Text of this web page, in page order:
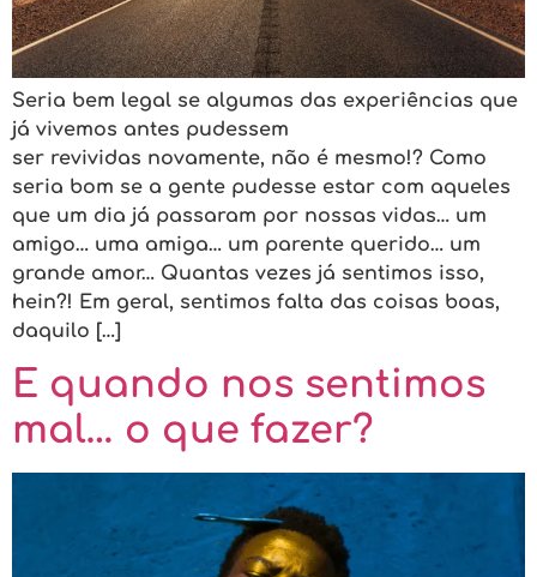
Seria bem legal se algumas das experiências que
já vivemos antes pudessem
ser revividas novamente, não é mesmo!? Como
seria bom se a gente pudesse estar com aqueles
que um dia já passaram por nossas vidas… um
amigo… uma amiga… um parente querido… um
grande amor… Quantas vezes já sentimos isso,
hein?! Em geral, sentimos falta das coisas boas,
daquilo […]
E quando nos sentimos
mal… o que fazer?